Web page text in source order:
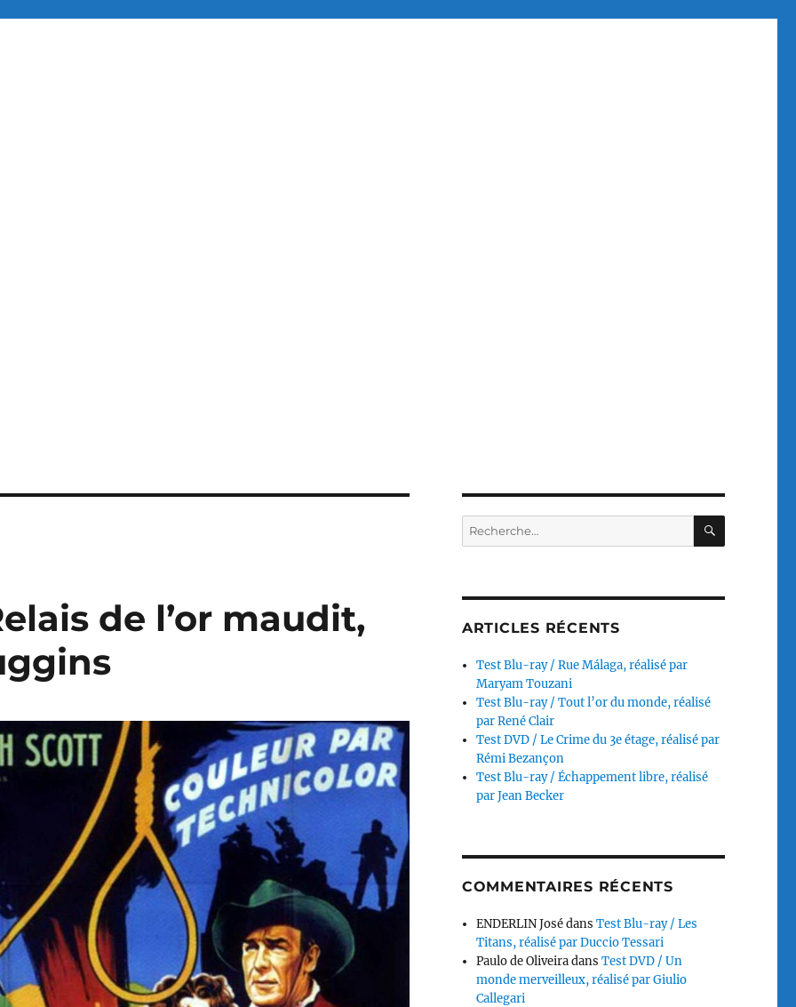
de l’or maudit,
Recherche
pour :
ARTICLES RÉCENTS
Test Blu-ray / Rue Málaga, réalisé par
Maryam Touzani
Test Blu-ray / Tout l’or du monde, réalisé
par René Clair
Test DVD / Le Crime du 3e étage, réalisé par
Rémi Bezançon
Test Blu-ray / Échappement libre, réalisé
par Jean Becker
COMMENTAIRES RÉCENTS
ENDERLIN JosédansTest Blu-ray / Les
Titans, réalisé par Duccio Tessari
Paulo de OliveiradansTest DVD / Un
monde merveilleux, réalisé par Giulio
Callegari